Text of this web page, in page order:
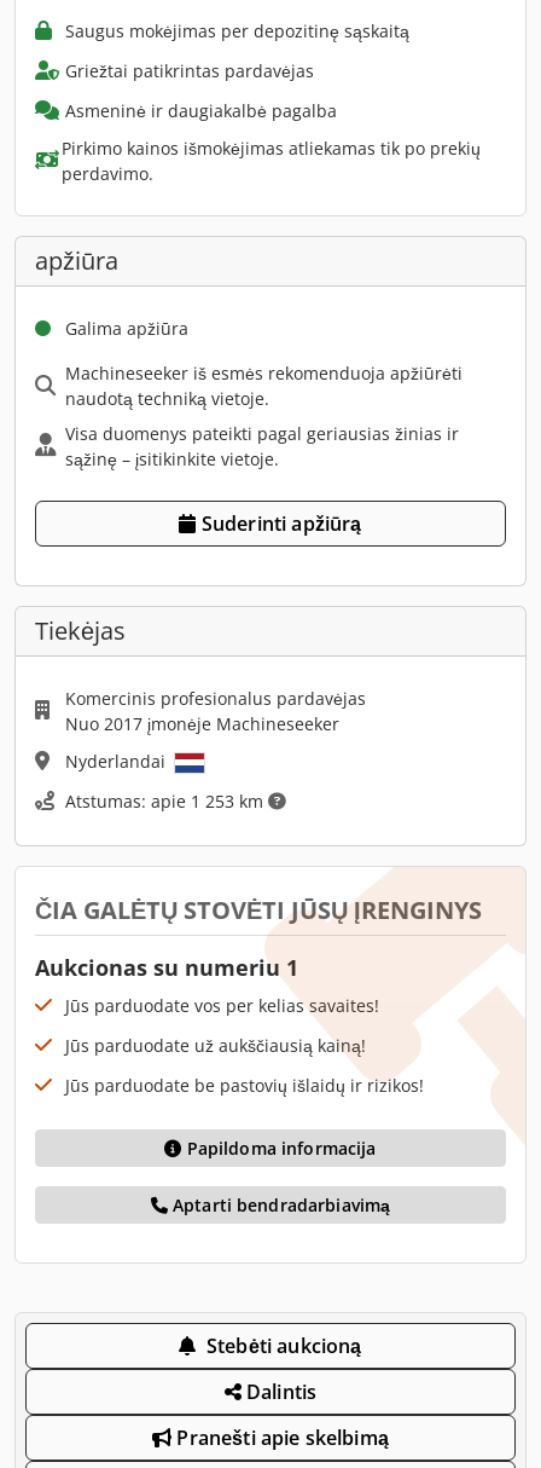
Saugus mokėjimas per depozitinę sąskaitą
Griežtai patikrintas pardavėjas
Asmeninė ir daugiakalbė pagalba
Pirkimo kainos išmokėjimas atliekamas tik po prekių
perdavimo.
apžiūra
Galima apžiūra
Machineseeker iš esmės rekomenduoja apžiūrėti
naudotą techniką vietoje.
Visa duomenys pateikti pagal geriausias žinias ir
sąžinę – įsitikinkite vietoje.
Suderinti apžiūrą
Tiekėjas
Komercinis profesionalus pardavėjas
Nuo 2017 įmonėje Machineseeker
Nyderlandai
Atstumas: apie 1 253 km
ČIA GALĖTŲ STOVĖTI JŪSŲ ĮRENGINYS
Aukcionas su numeriu 1
Jūs parduodate vos per kelias savaites!
Jūs parduodate už aukščiausią kainą!
Jūs parduodate be pastovių išlaidų ir rizikos!
Papildoma informacija
Aptarti bendradarbiavimą
Stebėti aukcioną
Dalintis
Pranešti apie skelbimą